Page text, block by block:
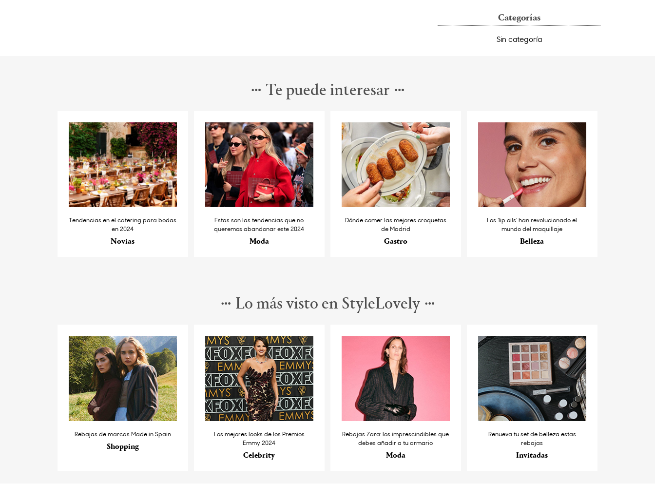
Categorías
Sin categoría
Te puede interesar
Tendencias en el catering para bodas
en 2024
Novias
Estas son las tendencias que no
queremos abandonar este 2024
Moda
Dónde comer las mejores croquetas
de Madrid
Gastro
Los ‘lip oils’ han revolucionado el
mundo del maquillaje
Belleza
Lo más visto en StyleLovely
Rebajas de marcas Made in Spain
Shopping
Los mejores looks de los Premios
Emmy 2024
Celebrity
Rebajas Zara: los imprescindibles que
debes añadir a tu armario
Moda
Renueva tu set de belleza estas
rebajas
Invitadas